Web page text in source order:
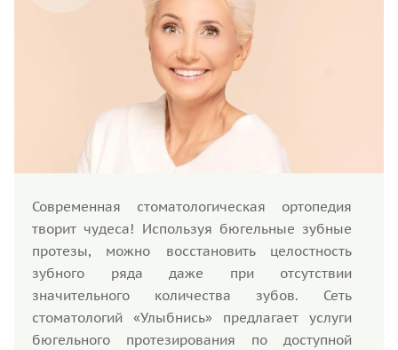
Современная стоматологическая ортопедия
творит чудеса! Используя бюгельные зубные
протезы, можно восстановить целостность
зубного ряда даже при отсутствии
значительного количества зубов. Сеть
стоматологий «Улыбнись» предлагает услуги
бюгельного протезирования по доступной